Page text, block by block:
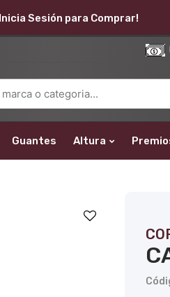
Sesión para Comprar!
Guantes Altura